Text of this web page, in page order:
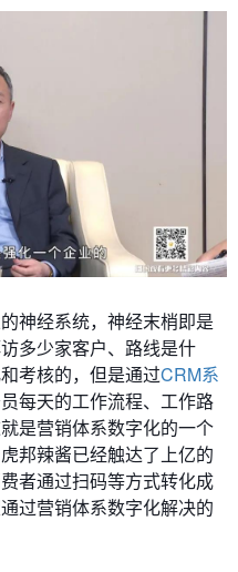
神经系统，神经末梢即是
多少家客户、路线是什
考核的，但是通过CRM系
每天的工作流程、工作路
是营销体系数字化的一个
邦辣酱已经触达了上亿的
者通过扫码等方式转化成
过营销体系数字化解决的